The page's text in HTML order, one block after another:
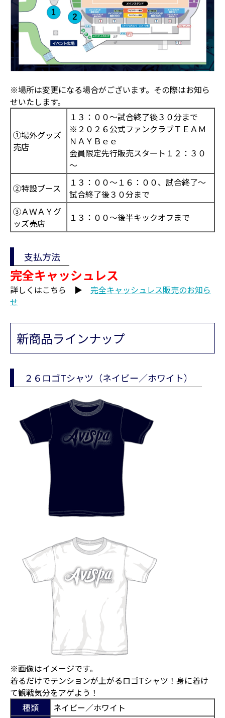
※場所は変更になる場合がございます。その際はお知ら
せいたします。
①場外グッズ
売店
１３：００～試合終了後３０分まで
※２０２６公式ファンクラブＴＥＡＭ
ＮＡＹＢｅｅ
会員限定先行販売スタート１２：３０
～
②特設ブース
１３：００～１６：００、試合終了～
試合終了後３０分まで
③ＡＷＡＹグ
ッズ売店
１３：００～後半キックオフまで
支払方法
完全キャッシュレス
詳しくはこちら ▶ 完全キャッシュレス販売のお知ら
せ
新商品ラインナップ
２６ロゴTシャツ（ネイビー／ホワイト）
※画像はイメージです。
着るだけでテンションが上がるロゴTシャツ！身に着け
て観戦気分をアゲよう！
種類
ネイビー／ホワイト